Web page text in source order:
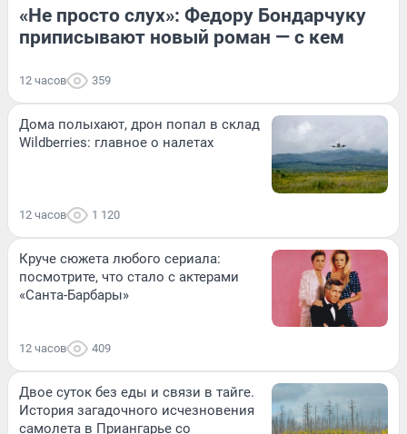
«Не просто слух»: Федору Бондарчуку
приписывают новый роман — с кем
12 часов 359
Дома полыхают, дрон попал в склад
Wildberries: главное о налетах
12 часов 1 120
Круче сюжета любого сериала:
посмотрите, что стало с актерами
«Санта-Барбары»
12 часов 409
Двое суток без еды и связи в тайге.
История загадочного исчезновения
самолета в Приангарье со